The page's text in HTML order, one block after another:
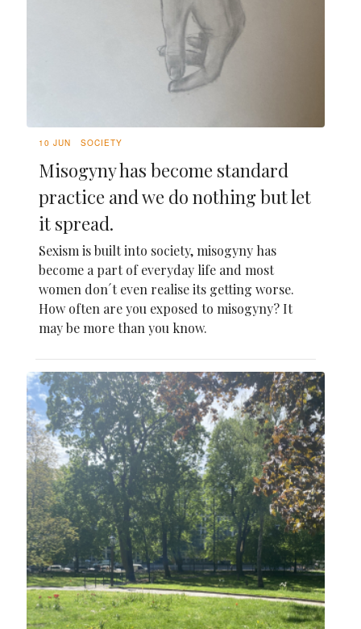
10 JUN SOCIETY
Misogyny has become standard
practice and we do nothing but let
it spread.
Sexism is built into society, misogyny has
become a part of everyday life and most
women don´t even realise its getting worse.
How often are you exposed to misogyny? It
may be more than you know.